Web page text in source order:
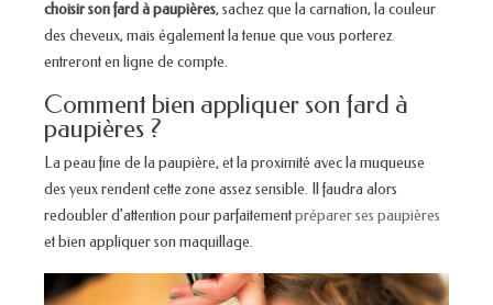
choisir son fard à paupières, sachez que la carnation, la couleur
des cheveux, mais également la tenue que vous porterez
entreront en ligne de compte.
Comment bien appliquer son fard à
paupières ?
La peau fine de la paupière, et la proximité avec la muqueuse
des yeux rendent cette zone assez sensible. Il faudra alors
redoubler d’attention pour parfaitementpréparer ses paupières
et bien appliquer son maquillage.